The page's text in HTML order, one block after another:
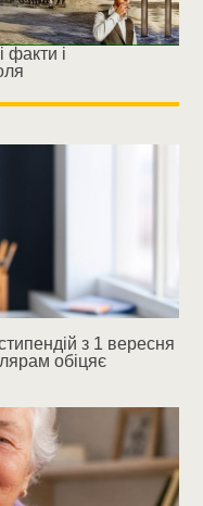
факти і
з 1 вересня
обіцяє